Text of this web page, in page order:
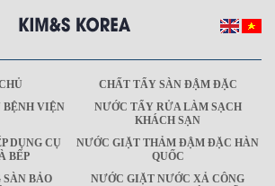
CHẤT TẨY SÀN ĐẬM ĐẶC
BỆNH VIỆN
NƯỚC TẨY RỬA LÀM SẠCH
KHÁCH SẠN
DỤNG CỤ
BẾP
NƯỚC GIẶT THẢM ĐẬM ĐẶC HÀN
QUỐC
SÀN BẢO
NƯỚC GIẶT NƯỚC XẢ CÔNG